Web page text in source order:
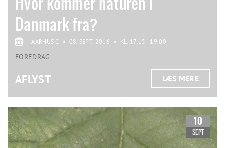
Danmark fra?
AARHUS C • 08. SEPT. 2016 • KL. 17.15 - 19.00
FOREDRAG
AFLYST LÆS MERE
10
SEPT